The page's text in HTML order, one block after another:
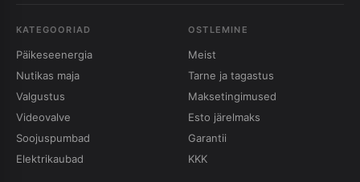
KATEGOORIAD
Päikeseenergia
Nutikas maja
Valgustus
Videovalve
Soojuspumbad
Elektrikaubad
OSTLEMINE
Meist
Tarne ja tagastus
Maksetingimused
Esto järelmaks
Garantii
KKK